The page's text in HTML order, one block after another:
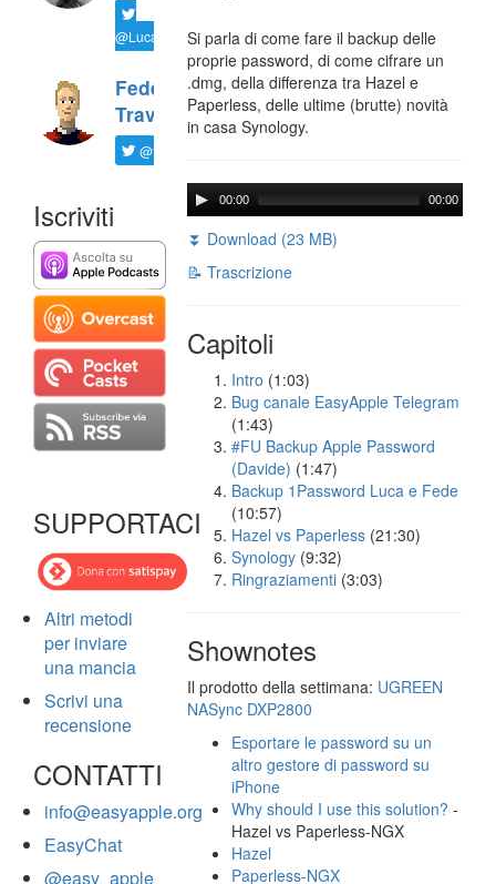
@LucaTNT
Federico
Travaini
@ftrava
Iscriviti
SUPPORTACI
Altri metodi
per inviare
una mancia
Scrivi una
recensione
CONTATTI
info@easyapple.org
EasyChat
@easy_apple
Si parla di come fare il backup delle
proprie password, di come cifrare un
.dmg, della differenza tra Hazel e
Paperless, delle ultime (brutte) novità
in casa Synology.
00:00 00:00
⏬ Download (23 MB)
📝 Trascrizione
Capitoli
Intro (1:03)
Bug canale EasyApple Telegram
(1:43)
#FU Backup Apple Password
(Davide) (1:47)
Backup 1Password Luca e Fede
(10:57)
Hazel vs Paperless (21:30)
Synology (9:32)
Ringraziamenti (3:03)
Shownotes
Il prodotto della settimana: UGREEN
NASync DXP2800
Esportare le password su un
altro gestore di password su
iPhone
Why should I use this solution? -
Hazel vs Paperless-NGX
Hazel
Paperless-NGX